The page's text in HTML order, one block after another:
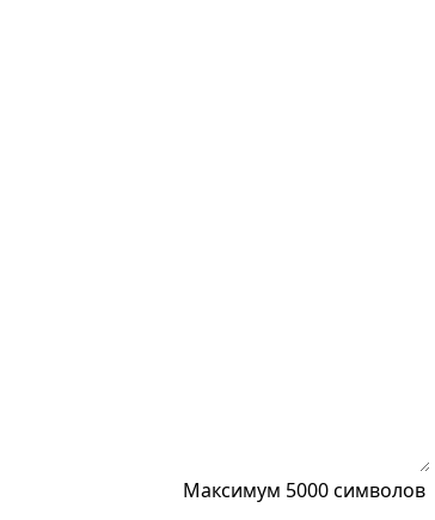
Максимум 5000 символов